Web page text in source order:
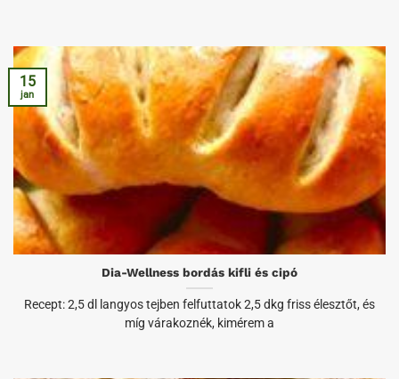
Dia-Wellness bordás kifli és cipó
Recept: 2,5 dl langyos tejben felfuttatok 2,5 dkg friss élesztőt, és
míg várakoznék, kimérem a
15
jan